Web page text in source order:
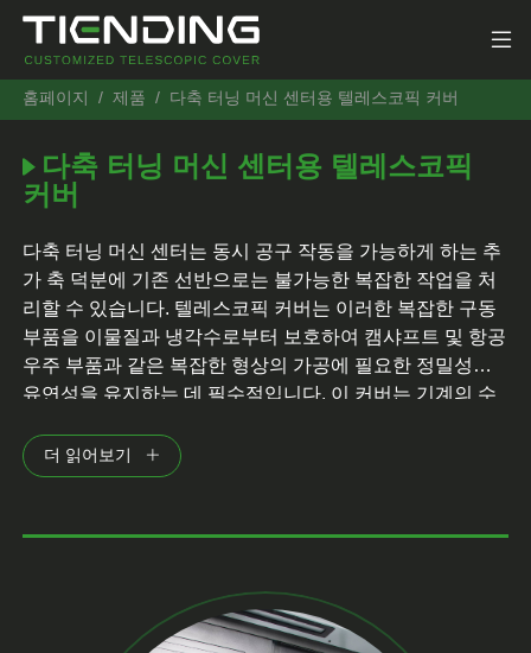
홈페이지 제품 다축 터닝 머신 센터용 텔레스코픽 커버
다축 터닝 머신 센터용 텔레스코픽
커버
다축 터닝 머신 센터는 동시 공구 작동을 가능하게 하는 추
가 축 덕분에 기존 선반으로는 불가능한 복잡한 작업을 처
리할 수 있습니다. 텔레스코픽 커버는 이러한 복잡한 구동
부품을 이물질과 냉각수로부터 보호하여 캠샤프트 및 항공
우주 부품과 같은 복잡한 형상의 가공에 필요한 정밀성과
유연성을 유지하는 데 필수적입니다. 이 커버는 기계의 수
더 읽어보기